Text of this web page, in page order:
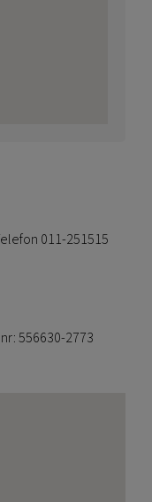
011-251515
556630-2773